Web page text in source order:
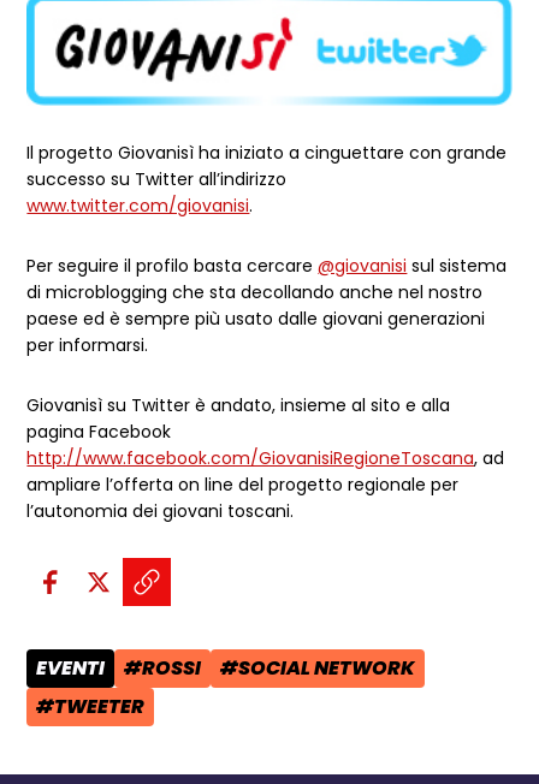
Il progetto Giovanisì ha iniziato a cinguettare con grande
successo su Twitter all’indirizzo
www.twitter.com/giovanisi.
Per seguire il profilo basta cercare@giovanisi sul sistema
di microblogging che sta decollando anche nel nostro
paese ed è sempre più usato dalle giovani generazioni
per informarsi.
Giovanisì su Twitter è andato, insieme al sito e alla
pagina Facebook
http://www.facebook.com/GiovanisiRegioneToscana, ad
ampliare l’offerta on line del progetto regionale per
l’autonomia dei giovani toscani.
Condividi sui social:
Condividi su Facebook - apre
Condividi su X - apre una
Copia il link e condividi -
CATEGORIA POST:
EVENTI TAG:
#ROSSI TAG:
#SOCIAL NETWORK
TAG:
#TWEETER